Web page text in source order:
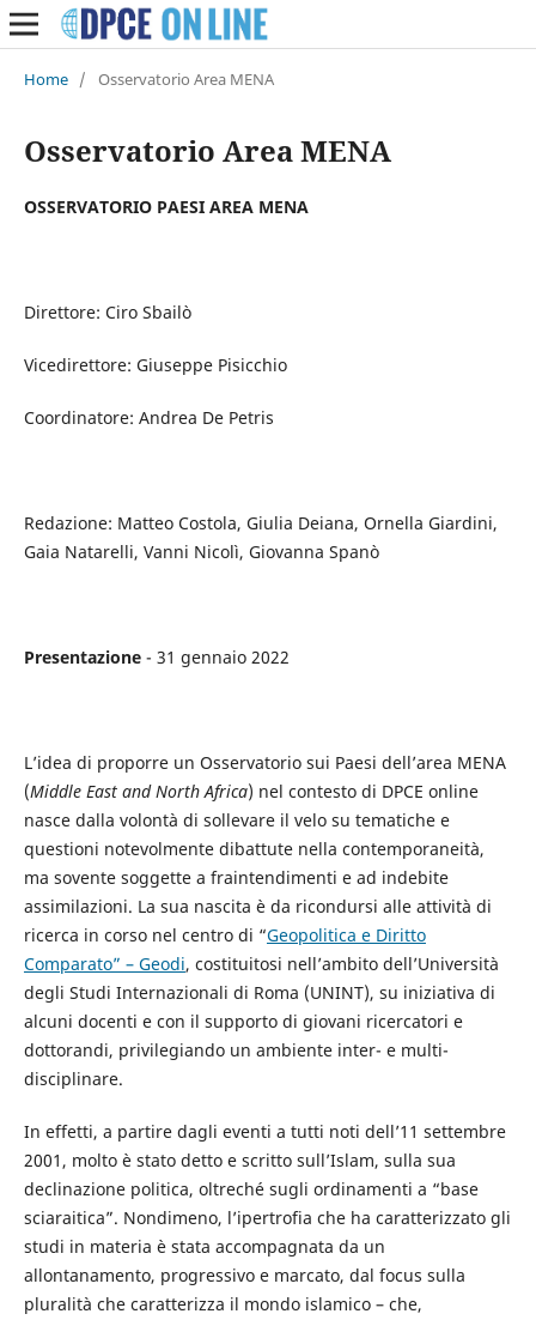
Home / Osservatorio Area MENA
Osservatorio Area MENA
OSSERVATORIO PAESI AREA MENA
Direttore: Ciro Sbailò
Vicedirettore: Giuseppe Pisicchio
Coordinatore: Andrea De Petris
Redazione: Matteo Costola, Giulia Deiana, Ornella Giardini,
Gaia Natarelli, Vanni Nicolì, Giovanna Spanò
Presentazione- 31 gennaio 2022
L’idea di proporre un Osservatorio sui Paesi dell’area MENA
(Middle East and North Africa) nel contesto di DPCE online
nasce dalla volontà di sollevare il velo su tematiche e
questioni notevolmente dibattute nella contemporaneità,
ma sovente soggette a fraintendimenti e ad indebite
assimilazioni. La sua nascita è da ricondursi alle attività di
ricerca in corso nel centro di “Geopolitica e Diritto
Comparato” – Geodi, costituitosi nell’ambito dell’Università
degli Studi Internazionali di Roma (UNINT), su iniziativa di
alcuni docenti e con il supporto di giovani ricercatori e
dottorandi, privilegiando un ambiente inter- e multi-
disciplinare.
In effetti, a partire dagli eventi a tutti noti dell’11 settembre
2001, molto è stato detto e scritto sull’Islam, sulla sua
declinazione politica, oltreché sugli ordinamenti a “base
sciaraitica”. Nondimeno, l’ipertrofia che ha caratterizzato gli
studi in materia è stata accompagnata da un
allontanamento, progressivo e marcato, dal focus sulla
pluralità che caratterizza il mondo islamico – che,